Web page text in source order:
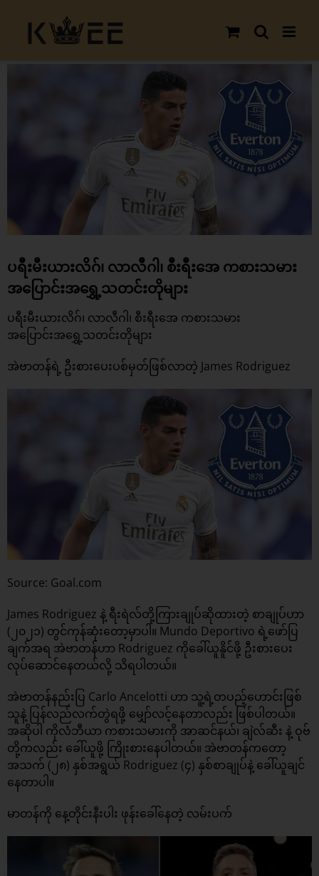
content
ပရီးမီးယားလိဂ်၊ လာလီဂါ၊ စီးရီးအေ ကစားသမား
အပြောင်းအရွှေ့သတင်းတိုများ
ပရီးမီးယားလိဂ်၊ လာလီဂါ၊ စီးရီးအေ ကစားသမား
အပြောင်းအရွှေ့သတင်းတိုများ
အဲဗာတန်ရဲ့ ဦးစားပေးပစ်မှတ်ဖြစ်လာတဲ့ James Rodriguez
Source: Goal.com
James Rodriguez နဲ့ ရီးရဲလ်တို့ကြားချုပ်ဆိုထားတဲ့ စာချုပ်ဟာ
(၂၀၂၁) တွင်ကုန်ဆုံးတော့မှာပါ။ Mundo Deportivo ရဲ့ဖော်ပြ
ချက်အရ အဲဗာတန်ဟာ Rodriguez ကိုခေါ်ယူနိူင်ဖို့ ဦးစားပေး
လုပ်ဆောင်နေတယ်လို့ သိရပါတယ်။
အဲဗာတန်နည်းပြ Carlo Ancelotti ဟာ သူ့ရဲ့တပည့်ဟောင်းဖြစ်
သူနဲ့ ပြန်လည်လက်တွဲရဖို့ မျှော်လင့်နေတာလည်း ဖြစ်ပါတယ်။
အဆိုပါ ကိုလံဘီယာ ကစားသမားကို အာဆင်နယ်၊ ချဲလ်ဆီး နဲ့ ဝုဗ်
တို့ကလည်း ခေါ်ယူဖို့ ကြိုးစားနေပါတယ်။ အဲဗာတန်ကတော့
အသက် (၂၈) နှစ်အရွယ် Rodriguez (၄) နှစ်စာချုပ်နဲ့ ခေါ်ယူချင်
နေတာပါ။
မာတန်ကို နေ့တိုင်းနီးပါး ဖုန်းခေါ်နေတဲ့ လမ်းပက်